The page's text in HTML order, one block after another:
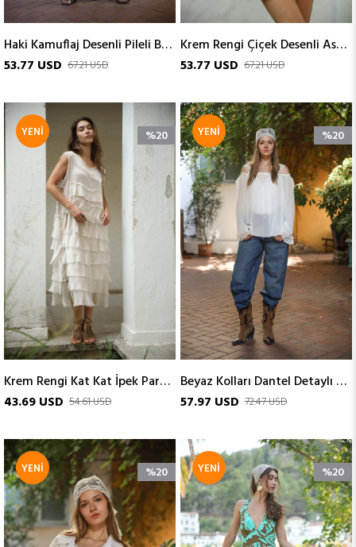
Haki Kamuflaj Desenli Pileli Bol Paça Pantolon
53.77 USD 67.21 USD
Krem Rengi Çiçek Desenli Askılı Mini Elbise
53.77 USD 67.21 USD
Krem Rengi Kat Kat İpek Parçalı Kolsuz Elbise
43.69 USD 54.61 USD
%20
YENI
Beyaz Kolları Dantel Detaylı Bluz
57.97 USD 72.47 USD
%20
YENI
ÜRÜN
%20
YENI
ÜRÜN
%20
YENI
ÜRÜN